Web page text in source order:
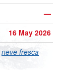
—
16 May 2026
neve fresca